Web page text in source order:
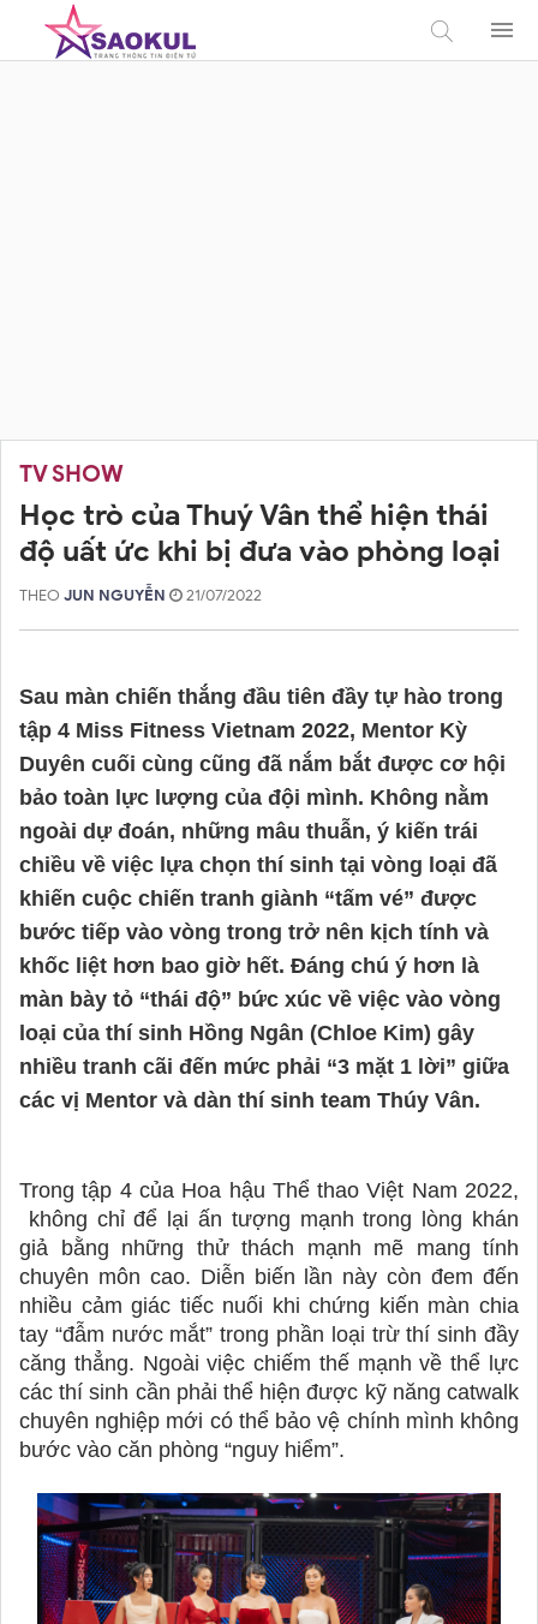
TV SHOW
Học trò của Thuý Vân thể hiện thái
độ uất ức khi bị đưa vào phòng loại
THEO JUN NGUYỄN 21/07/2022
Sau màn chiến thắng đầu tiên đầy tự hào trong
tập 4 Miss Fitness Vietnam 2022, Mentor Kỳ
Duyên cuối cùng cũng đã nắm bắt được cơ hội
bảo toàn lực lượng của đội mình. Không nằm
ngoài dự đoán, những mâu thuẫn, ý kiến trái
chiều về việc lựa chọn thí sinh tại vòng loại đã
khiến cuộc chiến tranh giành “tấm vé” được
bước tiếp vào vòng trong trở nên kịch tính và
khốc liệt hơn bao giờ hết. Đáng chú ý hơn là
màn bày tỏ “thái độ” bức xúc về việc vào vòng
loại của thí sinh Hồng Ngân (Chloe Kim) gây
nhiều tranh cãi đến mức phải “3 mặt 1 lời” giữa
các vị Mentor và dàn thí sinh team Thúy Vân.
không chỉ để lại ấn tượng mạnh trong lòng khán
giả bằng những thử thách mạnh mẽ mang tính
chuyên môn cao. Diễn biến lần này còn đem đến
nhiều cảm giác tiếc nuối khi chứng kiến màn chia
tay “đẫm nước mắt” trong phần loại trừ thí sinh đầy
căng thẳng. Ngoài việc chiếm thế mạnh về thể lực
các thí sinh cần phải thể hiện được kỹ năng catwalk
chuyên nghiệp mới có thể bảo vệ chính mình không
bước vào căn phòng “nguy hiểm”.